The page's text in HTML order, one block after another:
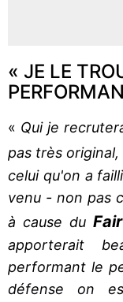
« JE LE
« Qui je
pas très original,
celui qu'on a
venu - non pas
à cause du
apporterait
performant le
défense on